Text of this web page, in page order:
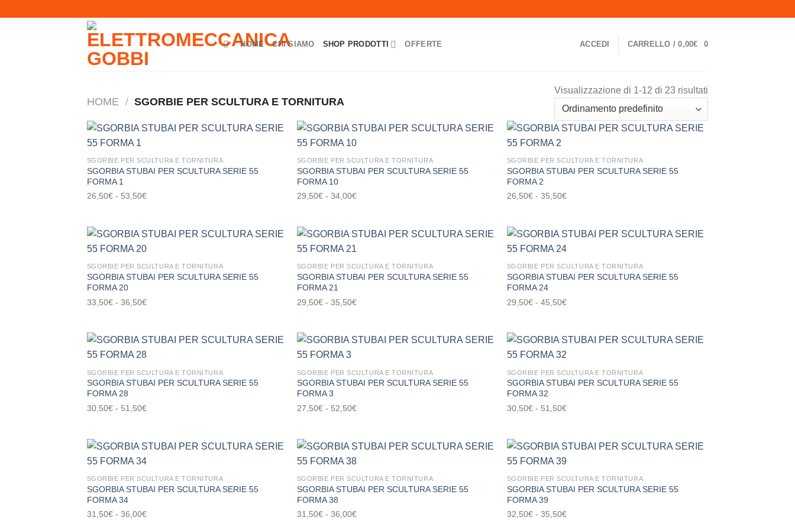
HOME CHI SIAMO SHOP PRODOTTI OFFERTE ACCEDI CARRELLO /0,00€ 0
HOME / SGORBIE PER SCULTURA E TORNITURA
Visualizzazione di 1-12 di 23 risultati
Aggiungi
SGORBIE PER SCULTURA E TORNITURA
SGORBIA STUBAI PER SCULTURA SERIE 55
FORMA 1
26,50€ - 53,50€Fascia
da
26,50€
a
53,50€
Aggiungi
SGORBIE PER SCULTURA E TORNITURA
SGORBIA STUBAI PER SCULTURA SERIE 55
FORMA 10
29,50€ - 34,00€Fascia
da
29,50€
a
34,00€
Aggiungi
SGORBIE PER SCULTURA E TORNITURA
SGORBIA STUBAI PER SCULTURA SERIE 55
FORMA 2
26,50€ - 35,50€Fascia
da
26,50€
a
35,50€
Aggiungi
SGORBIE PER SCULTURA E TORNITURA
SGORBIA STUBAI PER SCULTURA SERIE 55
FORMA 20
33,50€ - 36,50€Fascia
da
33,50€
a
36,50€
Aggiungi
SGORBIE PER SCULTURA E TORNITURA
SGORBIA STUBAI PER SCULTURA SERIE 55
FORMA 21
29,50€ - 35,50€Fascia
da
a
35,50€
Aggiungi
SGORBIE PER SCULTURA E TORNITURA
SGORBIA STUBAI PER SCULTURA SERIE 55
FORMA 24
29,50€ - 45,50€Fascia
da
29,50€
a
45,50€
Aggiungi
SGORBIE PER SCULTURA E TORNITURA
SGORBIA STUBAI PER SCULTURA SERIE 55
FORMA 28
30,50€ - 51,50€Fascia
da
30,50€
a
51,50€
Aggiungi
SGORBIE PER SCULTURA E TORNITURA
SGORBIA STUBAI PER SCULTURA SERIE 55
FORMA 3
27,50€ - 52,50€Fascia
da
27,50€
a
52,50€
Aggiungi
SGORBIE PER SCULTURA E TORNITURA
SGORBIA STUBAI PER SCULTURA SERIE 55
FORMA 32
30,50€ - 51,50€Fascia
da
30,50€
a
51,50€
Aggiungi
SGORBIE PER SCULTURA E TORNITURA
SGORBIA STUBAI PER SCULTURA SERIE 55
FORMA 34
31,50€ - 36,00€Fascia
Aggiungi
SGORBIE PER SCULTURA E TORNITURA
SGORBIA STUBAI PER SCULTURA SERIE 55
FORMA 38
31,50€ - 36,00€Fascia
Aggiungi
SGORBIE PER SCULTURA E TORNITURA
SGORBIA STUBAI PER SCULTURA SERIE 55
FORMA 39
32,50€ - 35,50€Fascia